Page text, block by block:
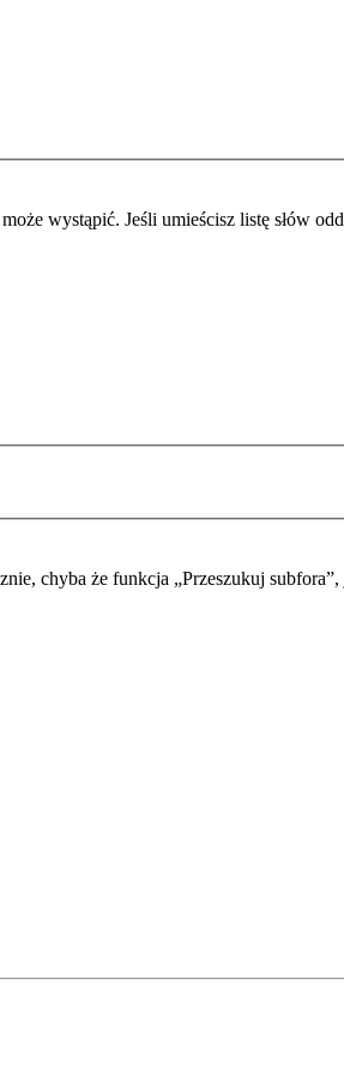
wystąpić. Jeśli umieścisz listę słów
chyba że funkcja „Przeszukuj subfora”,